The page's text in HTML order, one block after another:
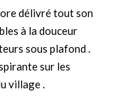
délivré tout son
à la douceur
sous plafond .
sur les
village .